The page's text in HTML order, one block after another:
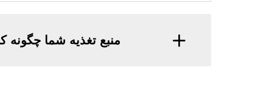
منبع تغذیه شما چگونه